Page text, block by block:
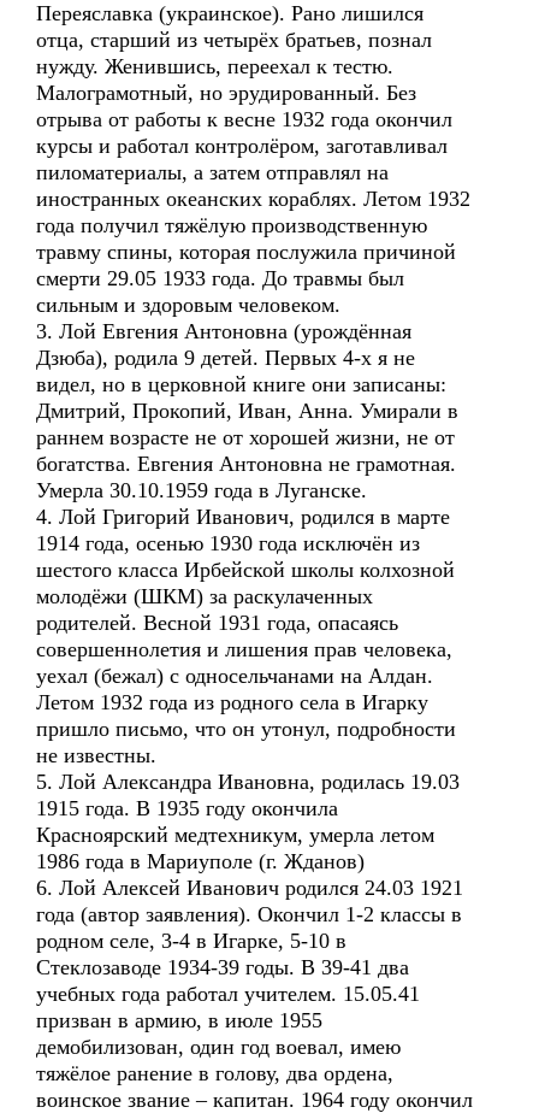
Переяславка (украинское). Рано лишился
отца, старший из четырёх братьев, познал
нужду. Женившись, переехал к тестю.
Малограмотный, но эрудированный. Без
отрыва от работы к весне 1932 года окончил
курсы и работал контролёром, заготавливал
пиломатериалы, а затем отправлял на
иностранных океанских кораблях. Летом 1932
года получил тяжёлую производственную
травму спины, которая послужила причиной
смерти 29.05 1933 года. До травмы был
сильным и здоровым человеком.
3. Лой Евгения Антоновна (урождённая
Дзюба), родила 9 детей. Первых 4-х я не
видел, но в церковной книге они записаны:
Дмитрий, Прокопий, Иван, Анна. Умирали в
раннем возрасте не от хорошей жизни, не от
богатства. Евгения Антоновна не грамотная.
Умерла 30.10.1959 года в Луганске.
4. Лой Григорий Иванович, родился в марте
1914 года, осенью 1930 года исключён из
шестого класса Ирбейской школы колхозной
молодёжи (ШКМ) за раскулаченных
родителей. Весной 1931 года, опасаясь
совершеннолетия и лишения прав человека,
уехал (бежал) с односельчанами на Алдан.
Летом 1932 года из родного села в Игарку
пришло письмо, что он утонул, подробности
не известны.
5. Лой Александра Ивановна, родилась 19.03
1915 года. В 1935 году окончила
Красноярский медтехникум, умерла летом
1986 года в Мариуполе (г. Жданов)
6. Лой Алексей Иванович родился 24.03 1921
года (автор заявления). Окончил 1-2 классы в
родном селе, 3-4 в Игарке, 5-10 в
Стеклозаводе 1934-39 годы. В 39-41 два
учебных года работал учителем. 15.05.41
призван в армию, в июле 1955
демобилизован, один год воевал, имею
тяжёлое ранение в голову, два ордена,
воинское звание – капитан. 1964 году окончил